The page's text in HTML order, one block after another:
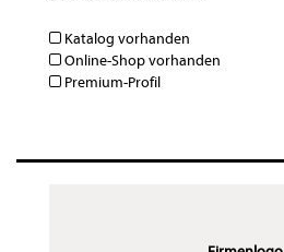
Katalog vorhanden
Online-Shop vorhanden
Premium-Profil